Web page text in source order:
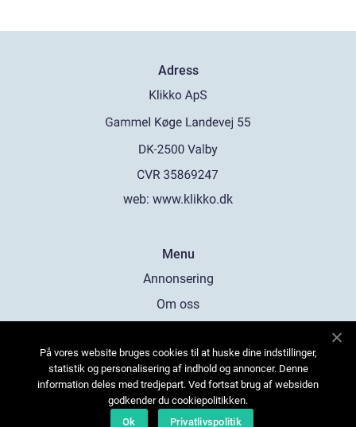
Adress
web: www.klikko.dk
Menu
Annonsering
Om oss
Kontakta oss
Sitemap
På vores website bruges cookies til at huske dine indstillinger,
statistik og personalisering af indhold og annoncer. Denne
information deles med tredjepart. Ved fortsat brug af websiden
godkender du cookiepolitikken.
Ok
Privatlivspolitik